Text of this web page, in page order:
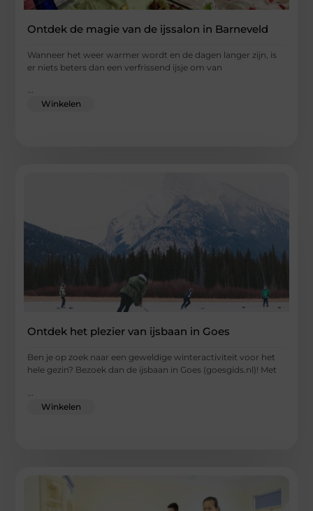
Ontdek de magie van de ijssalon in Barneveld
Wanneer het weer warmer wordt en de dagen langer zijn, is
er niets beters dan een verfrissend ijsje om van
...
Winkelen
Ontdek het plezier van ijsbaan in Goes
Ben je op zoek naar een geweldige winteractiviteit voor het
hele gezin? Bezoek dan de ijsbaan in Goes (goesgids.nl)! Met
Winkelen